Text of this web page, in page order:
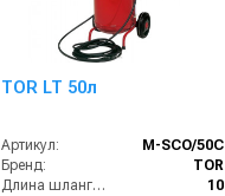
TOR LT 50л
Артикул:
М-SCO/50C
Бренд:
TOR
Длина шланга (м):
10